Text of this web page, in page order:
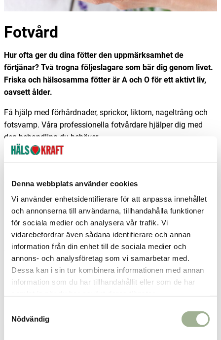
Denna webbplats använder cookies
Vi använder enhetsidentifierare för att anpassa innehållet
och annonserna till användarna, tillhandahålla funktioner
för sociala medier och analysera vår trafik. Vi
vidarebefordrar även sådana identifierare och annan
information från din enhet till de sociala medier och
annons- och analysföretag som vi samarbetar med.
Dessa kan i sin tur kombinera informationen med annan
information som du har tillhandahållit eller som de har
Nödvändig
Fotvård
Hur ofta ger du dina fötter den uppmärksamhet de
förtjänar? Två trogna följeslagare som bär dig genom livet.
Friska och hälsosamma fötter är A och O för ett aktivt liv,
oavsett ålder.
Få hjälp med förhårdnader, sprickor, liktorn, nageltrång och
fotsvamp. Våra professionella fotvårdare hjälper dig med
den behandling du behöver.
Och du behöver inte ha problem med dina fötter för att
och passar också dig som bara vill ha mjuka fina fötter.
Ge dina fötter den vård de förtjänar. Kontakta din närmaste
butik för tidsbokning, mer information och prislista. Nedan
hittar du de Hälsokraftbutiker som erbjuder fotvård:
Oskarshamn.
Hårmineralanalys